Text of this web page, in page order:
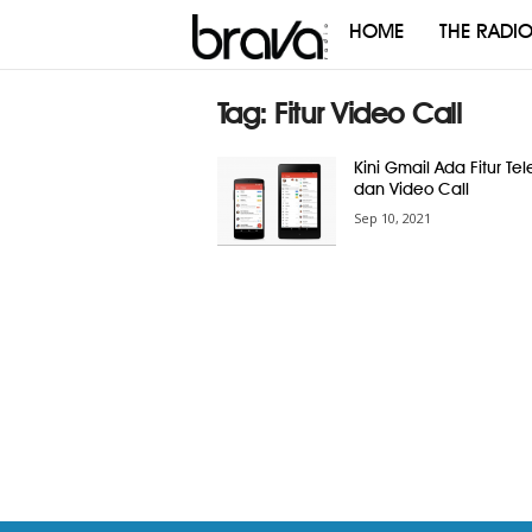
Brava
HOME THE RADIO
Tag: Fitur Video Call
Kini Gmail Ada Fitur
dan Video Call
Sep 10, 2021